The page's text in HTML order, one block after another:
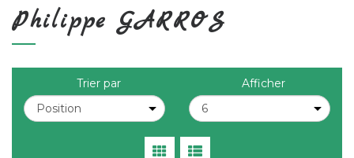
Philippe GARROS
Trier par Afficher